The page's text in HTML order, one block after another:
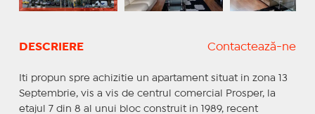
DESCRIERE Contactează-ne
Iti propun spre achizitie un apartament situat in zona 13
Septembrie, vis a vis de centrul comercial Prosper, la
etajul 7 din 8 al unui bloc construit in 1989, recent